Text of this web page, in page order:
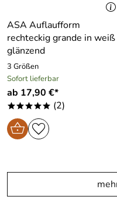
ASA Auflaufform
rechteckig grande in weiß
glänzend
3 Größen
Sofort lieferbar
ab 17,90 €*
***** (2)